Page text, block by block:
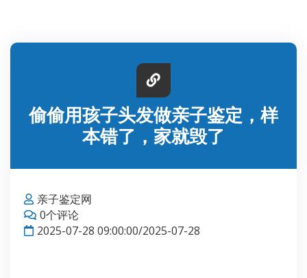
偷偷用孩子头发做亲子鉴定，样
本错了，家就毁了
亲子鉴定网
0个评论
2025-07-28 09:00:00/2025-07-28